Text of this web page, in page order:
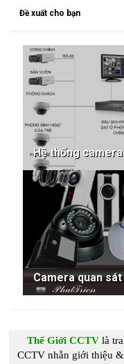
Đề xuất cho bạn
Hệ thống
Camera quan sát
Thế Giới CCTV là
CCTVnhằn giới thiệu &